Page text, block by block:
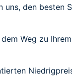
den besten
Weg zu